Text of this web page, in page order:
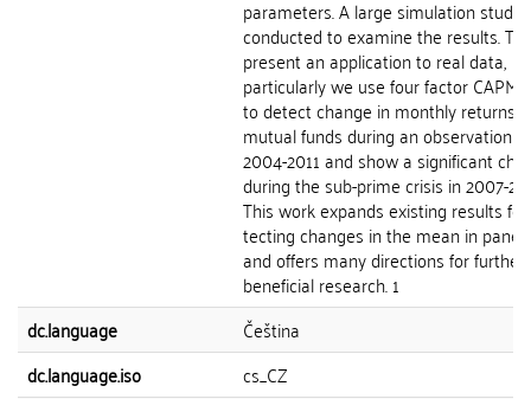
parameters. A large simulation study
conducted to examine the results.
present an application to real data,
particularly we use four factor CAPM
to detect change in monthly returns
mutual funds during an observation
2004-2011 and show a significant
during the sub-prime crisis in 2007-
This work expands existing results
tecting changes in the mean in panel
and offers many directions for further
beneficial research. 1
dc.language
Čeština
dc.language.iso
cs_CZ